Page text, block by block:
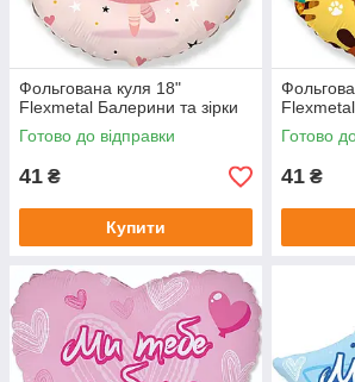
Фольгована куля 18"
Flexmetal Балерини та зірки
Готово до відправки
41 ₴
Купити
Готово
41 ₴